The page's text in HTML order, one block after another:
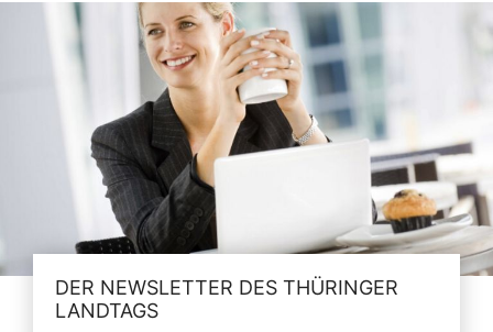
DER NEWSLETTER DES THÜRINGER
LANDTAGS